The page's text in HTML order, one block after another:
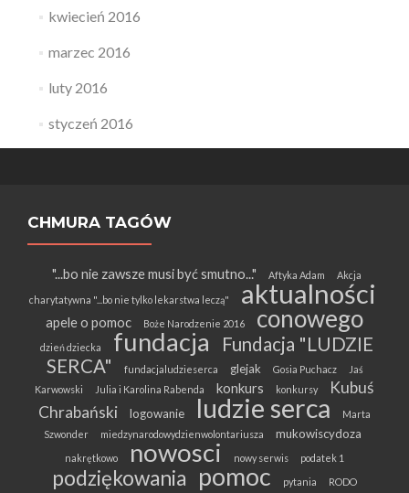
kwiecień 2016
marzec 2016
luty 2016
styczeń 2016
CHMURA TAGÓW
"...bo nie zawsze musi być smutno..." Aftyka Adam Akcja
charytatywna "...bo nie tylko lekarstwa leczą" aktualności
apele o pomoc Boże Narodzenie 2016 conowego
dzień dziecka fundacja
Fundacja "LUDZIE
SERCA"
fundacjaludzieserca glejak Gosia Puchacz
Jaś
Karwowski
Julia i Karolina Rabenda konkurs konkursy
Kubuś
Chrabański
logowanie ludzie serca
Marta
Szwonder
miedzynarodowydzienwolontariusza mukowiscydoza
nakrętkowo nowosci nowy serwis podatek 1
podziękowania pomoc pytania RODO